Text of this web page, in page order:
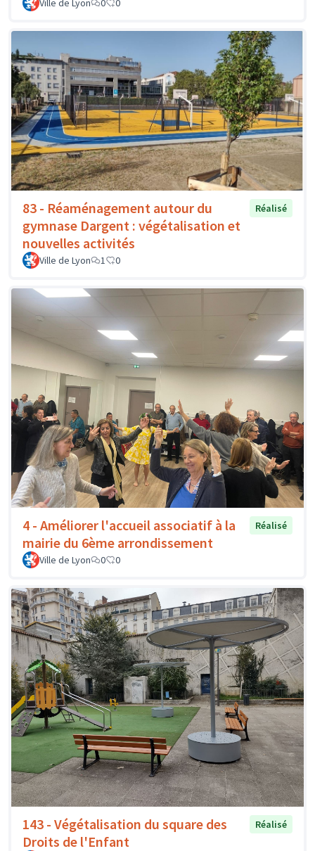
Ville de Lyon 0 0
83 - Réaménagement autour du
gymnase Dargent : végétalisation et
nouvelles activités
Réalisé
Ville de Lyon 1 0
4 - Améliorer l'accueil associatif à la
mairie du 6ème arrondissement
Réalisé
Ville de Lyon 0 0
143 - Végétalisation du square des
Droits de l'Enfant
Réalisé